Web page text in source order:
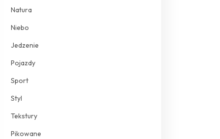
Natura
Niebo
Jedzenie
Pojazdy
Sport
Styl
Tekstury
Pikowane